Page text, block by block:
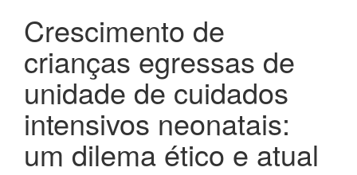
Crescimento de
crianças egressas de
unidade de cuidados
intensivos neonatais:
um dilema ético e atual